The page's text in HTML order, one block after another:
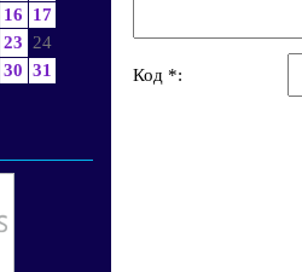
16
17
23
24
30 31 Код *: